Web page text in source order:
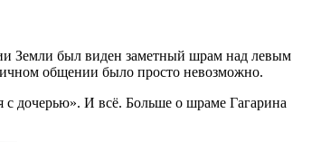
Земли был виден заметный шрам над левым
общении было просто невозможно.
с дочерью». И всё. Больше о шраме Гагарина